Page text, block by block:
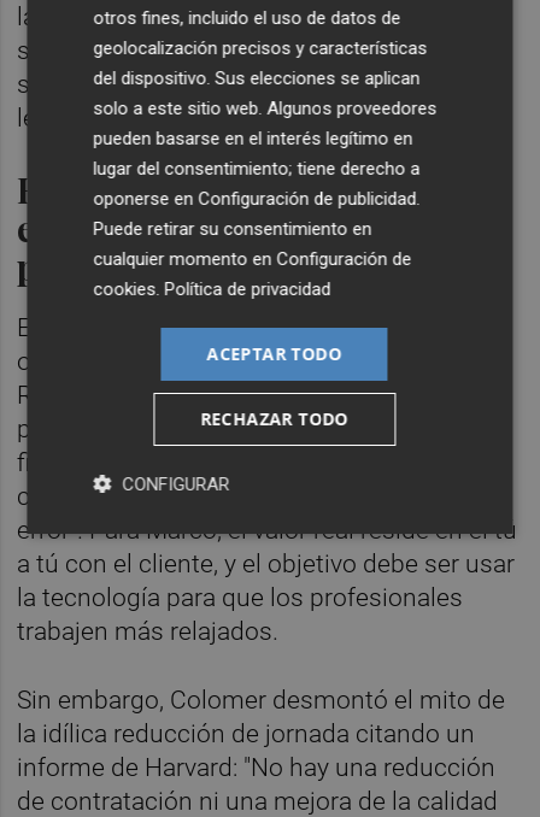
la verdadera diferencia entre despachos no
será tener una IA que lea miles de correos,
sino el criterio humano aportado tras la
lectura del informe.
Reconfiguración de
estructuras: ¿El fin de la
pirámide corporativa?
El impacto en el empleo y las estructuras
organizativas centró gran parte del debate.
Respecto a si la automatización reducirá las
plantillas, el socio de PWC fue tajante: "La
firma de servicios que decida quedarse solo
con el 20% de su plantilla creo que es un
error". Para Marco, el valor real reside en el tú
a tú con el cliente, y el objetivo debe ser usar
la tecnología para que los profesionales
trabajen más relajados.
Sin embargo, Colomer desmontó el mito de
la idílica reducción de jornada citando un
informe de Harvard: "No hay una reducción
de contratación ni una mejora de la calidad
otros fines, incluido el uso de datos de
geolocalización precisos y características
del dispositivo. Sus elecciones se aplican
solo a este sitio web. Algunos proveedores
pueden basarse en el interés legítimo en
lugar del consentimiento; tiene derecho a
oponerse enConfiguración de publicidad.
Puede retirar su consentimiento en
cualquier momento enConfiguración de
cookies.Política de privacidad
ACEPTAR TODO
RECHAZAR TODO
CONFIGURAR